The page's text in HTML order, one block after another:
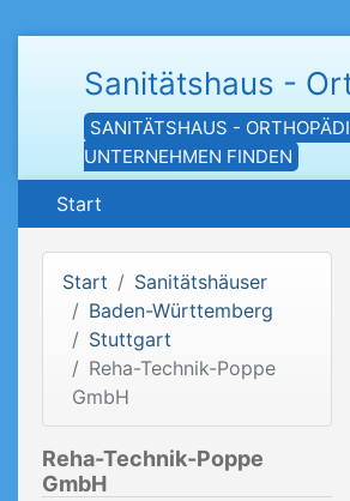
Sanitätshaus -
SANITÄTSHAUS -
UNTERNEHMEN FINDEN
Start
Start
Sanitätshäuser
Baden-Württemberg
Stuttgart
Reha-Technik-Poppe
GmbH
Reha-Technik-Poppe
GmbH